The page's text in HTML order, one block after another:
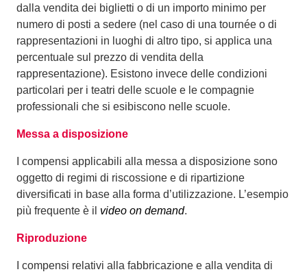
dalla vendita dei biglietti o di un importo minimo per
numero di posti a sedere (nel caso di una tournée o di
rappresentazioni in luoghi di altro tipo, si applica una
percentuale sul prezzo di vendita della
rappresentazione). Esistono invece delle condizioni
particolari per i teatri delle scuole e le compagnie
professionali che si esibiscono nelle scuole.
Messa a disposizione
I compensi applicabili alla messa a disposizione sono
oggetto di regimi di riscossione e di ripartizione
diversificati in base alla forma d’utilizzazione. L’esempio
più frequente è il video on demand.
Riproduzione
I compensi relativi alla fabbricazione e alla vendita di